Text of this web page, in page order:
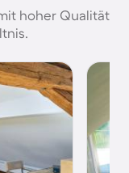
hoher Qualität